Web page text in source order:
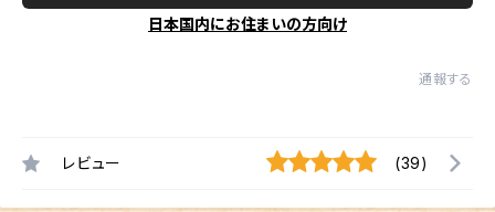
日本国内にお住まいの方向け
通報する
レビュー (39)